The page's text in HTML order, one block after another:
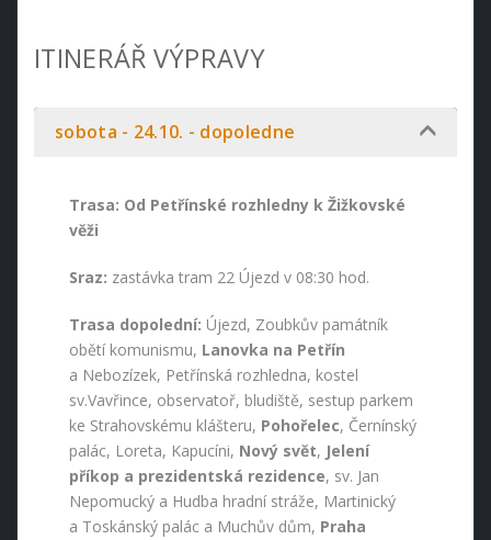
ITINERÁŘ VÝPRAVY
sobota - 24.10. - dopoledne
Trasa: Od Petřínské rozhledny k Žižkovské
věži
Sraz: zastávka tram 22 Újezd v 08:30 hod.
Trasa dopolední: Újezd, Zoubkův památník
obětí komunismu, Lanovka na Petřín
a Nebozízek, Petřínská rozhledna, kostel
sv.Vavřince, observatoř, bludiště, sestup parkem
ke Strahovskému klášteru, Pohořelec, Černínský
palác, Loreta, Kapucíni, Nový svět, Jelení
příkop a prezidentská rezidence, sv. Jan
Nepomucký a Hudba hradní stráže, Martinický
a Toskánský palác a Muchův dům, Praha